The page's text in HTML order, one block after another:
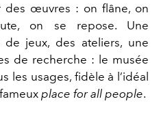
des œuvres : on flâne, on
on se repose. Une
jeux, des ateliers, une
de recherche : le musée
les usages, fidèle à l’idéal
place for all people.